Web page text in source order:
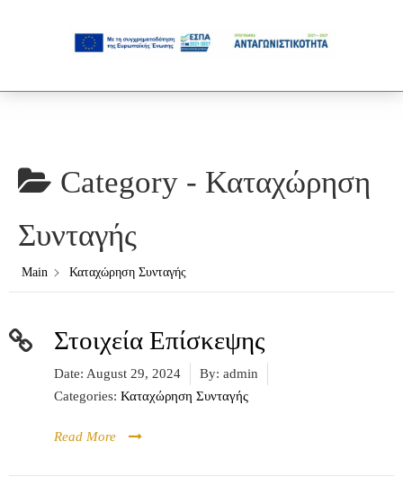
Category - Καταχώρηση
Συνταγής
Main Καταχώρηση Συνταγής
Στοιχεία Επίσκεψης
Date: August 29, 2024 By: admin
Categories: Καταχώρηση Συνταγής
Read More